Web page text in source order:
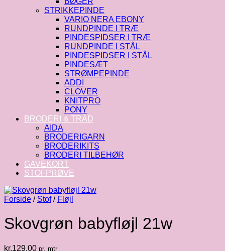
STRIKKEPINDE
VARIO NERA EBONY
RUNDPINDE I TRÆ
PINDESPIDSER I TRÆ
RUNDPINDE I STÅL
PINDESPIDSER I STÅL
PINDESÆT
STRØMPEPINDE
ADDI
CLOVER
KNITPRO
PONY
BRODERI & TRÅD
AIDA
BRODERIGARN
BRODERIKITS
BRODERI TILBEHØR
GAVEKORT
STOFPRØVE
Forside / Stof / Fløjl
Skovgrøn babyfløjl 21w
kr.129.00 pr. mtr